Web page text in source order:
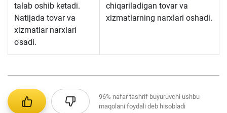
talab oshib ketadi.
Natijada tovar va
xizmatlar narxlari
o'sadi.
chiqariladigan tovar va
xizmatlarning narxlari oshadi.
96% nafar tashrif buyuruvchi ushbu
maqolani foydali deb hisobladi